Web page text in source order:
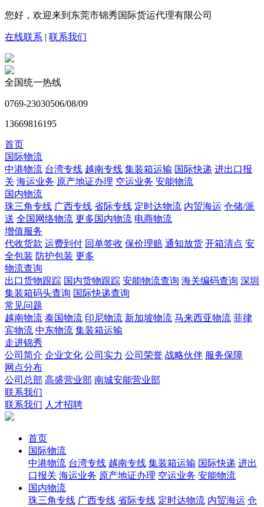
您好，欢迎来到东莞市锦秀国际货运代理有限公司
在线联系 | 联系我们
全国统一热线
0769-23030506/08/09
13669816195
首页
国际物流
中港物流 台湾专线 越南专线 集装箱运输 国际快递 进出口报
关 海运业务 原产地证办理 空运业务 安能物流
国内物流
珠三角专线 广西专线 省际专线 定时达物流 内贸海运 仓储/派
送 全国网络物流 更多国内物流 电商物流
增值服务
代收货款 运费到付 回单签收 保价理赔 通知放货 开箱清点 安
全包装 防护包装 更多
物流查询
出口货物跟踪 国内货物跟踪 安能物流查询 海关编码查询 深圳
集装箱码头查询 国际快递查询
常见问题
越南物流 泰国物流 印尼物流 新加坡物流 马来西亚物流 菲律
宾物流 中东物流 集装箱运输
走进锦秀
公司简介 企业文化 公司实力 公司荣誉 战略伙伴 服务保障
网点分布
公司总部 高盛营业部 南城安能营业部
联系我们
联系我们 人才招聘
首页
国际物流
中港物流 台湾专线 越南专线 集装箱运输 国际快递 进出
口报关 海运业务 原产地证办理 空运业务 安能物流
国内物流
珠三角专线 广西专线 省际专线 定时达物流 内贸海运 仓